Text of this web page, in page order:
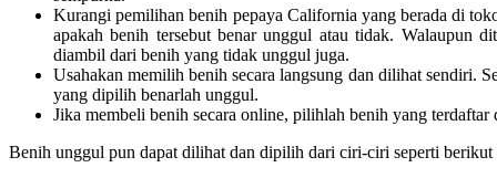
Kurangi pemilihan benih pepaya California yang berada di
apakah benih tersebut benar unggul atau tidak. Walaupun
diambil dari benih yang tidak unggul juga.
Usahakan memilih benih secara langsung dan dilihat sendiri.
yang dipilih benarlah unggul.
Jika membeli benih secara online, pilihlah benih yang terdaftar
Benih unggul pun dapat dilihat dan dipilih dari ciri-ciri seperti